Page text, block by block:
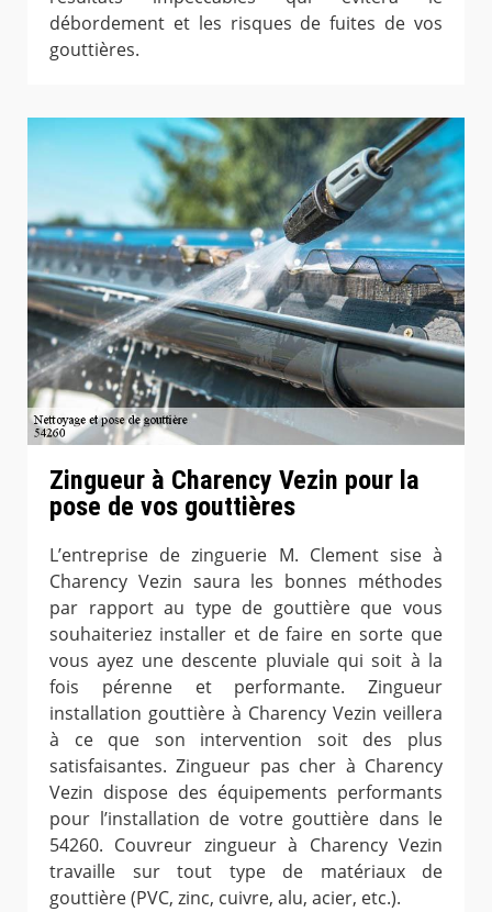
débordement et les risques de fuites de vos
gouttières.
Zingueur à Charency Vezin pour la
pose de vos gouttières
L’entreprise de zinguerie M. Clement sise à
Charency Vezin saura les bonnes méthodes
par rapport au type de gouttière que vous
souhaiteriez installer et de faire en sorte que
vous ayez une descente pluviale qui soit à la
fois pérenne et performante. Zingueur
installation gouttière à Charency Vezin veillera
à ce que son intervention soit des plus
satisfaisantes. Zingueur pas cher à Charency
Vezin dispose des équipements performants
pour l’installation de votre gouttière dans le
54260. Couvreur zingueur à Charency Vezin
travaille sur tout type de matériaux de
gouttière (PVC, zinc, cuivre, alu, acier, etc.).